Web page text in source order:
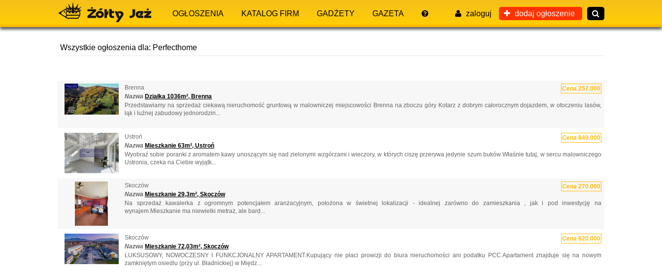
OGŁOSZENIA KATALOG FIRM GADŻETY GAZETA zaloguj dodaj ogłoszenie
Wszystkie ogłoszenia dla: Perfecthome
Brenna Cena 257.000
Nazwa Działka 1036m², Brenna
Przedstawiamy na sprzedaż ciekawą nieruchomość gruntową w malowniczej miejscowości Brenna na zboczu góry Kotarz z dobrym całorocznym dojazdem, w otoczeniu lasów,
łąk i luźnej zabudowy jednorodzin...
Ustroń Cena 849.000
Nazwa Mieszkanie 63m², Ustroń
Wyobraź sobie poranki z aromatem kawy unoszącym się nad zielonymi wzgórzami i wieczory, w których ciszę przerywa jedynie szum buków Właśnie tutaj, w sercu malowniczego
Ustronia, czeka na Ciebie wyjątk...
Skoczów Cena 270.000
Nazwa Mieszkanie 29,3m², Skoczów
Na sprzedaż kawalerka z ogromnym potencjałem aranżacyjnym, położona w świetnej lokalizacji - idealnej zarówno do zamieszkania , jak i pod inwestycję na
wynajem.Mieszkanie ma niewielki metraż, ale bard...
Skoczów Cena 620.000
Nazwa Mieszkanie 72,03m², Skoczów
LUKSUSOWY, NOWOCZESNY I FUNKCJONALNY APARTAMENT.Kupujący nie płaci prowizji do biura nieruchomości ani podatku PCC.Apartament znajduje się na nowym
zamkniętym osiedlu (przy ul. Bładnickiej) w Międz...